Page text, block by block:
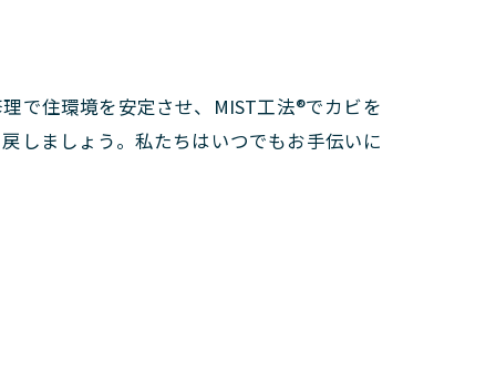
で住環境を安定させ、MIST工法®でカビを
しましょう。私たちはいつでもお手伝いに